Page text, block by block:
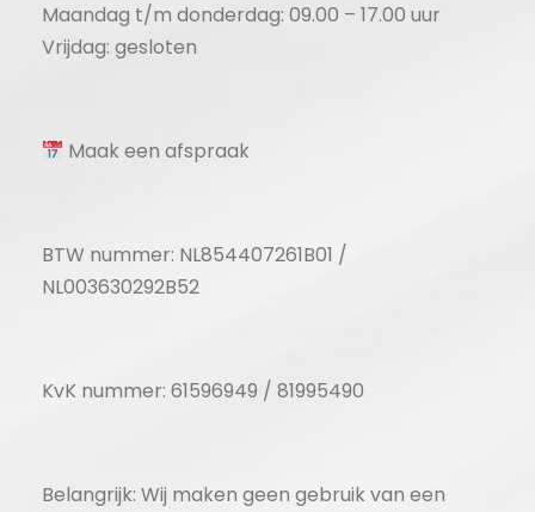
Maandag t/m donderdag: 09.00 – 17.00 uur
Vrijdag: gesloten
Maak een afspraak
BTW nummer: NL854407261B01 /
NL003630292B52
KvK nummer: 61596949 / 81995490
Belangrijk: Wij maken geen gebruik van een